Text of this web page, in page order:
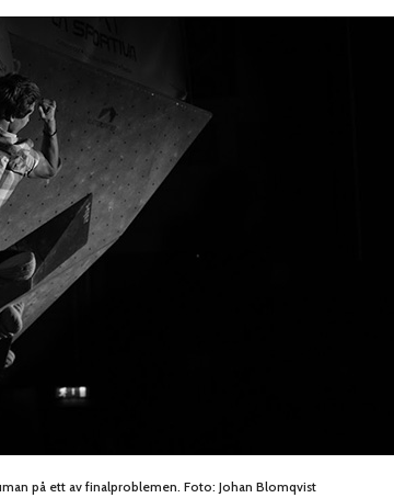
på ett av finalproblemen. Foto: Johan Blomqvist